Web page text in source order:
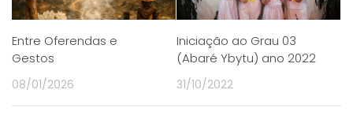
Entre Oferendas e
Gestos
08/01/2026
Iniciação ao Grau 03
(Abaré Ybytu) ano 2022
31/10/2022